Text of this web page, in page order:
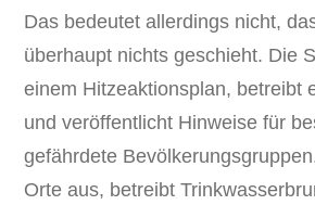
Das bedeutet allerdings nicht,
überhaupt nichts geschieht. Die
einem Hitzeaktionsplan, betreibt
und veröffentlicht Hinweise für
gefährdete
Orte aus, betreibt